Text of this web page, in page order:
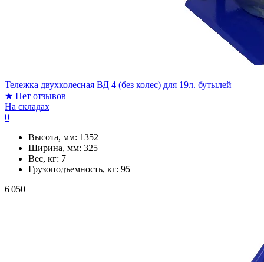
Тележка двухколесная ВД 4 (без колес) для 19л. бутылей
★ Нет отзывов
На складах
0
Высота, мм: 1352
Ширина, мм: 325
Вес, кг: 7
Грузоподъемность, кг: 95
6 050